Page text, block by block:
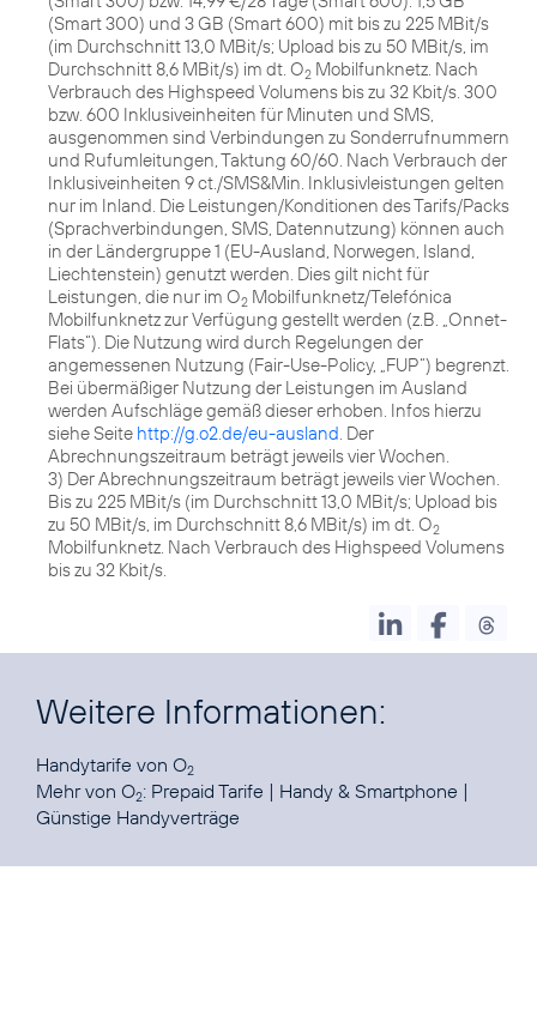
(Smart 300) und 3 GB (Smart 600) mit bis zu 225 MBit/s
(im Durchschnitt 13,0 MBit/s; Upload bis zu 50 MBit/s, im
Durchschnitt 8,6 MBit/s) im dt. O2 Mobilfunknetz. Nach
Verbrauch des Highspeed Volumens bis zu 32 Kbit/s. 300
bzw. 600 Inklusiveinheiten für Minuten und SMS,
ausgenommen sind Verbindungen zu Sonderrufnummern
und Rufumleitungen, Taktung 60/60. Nach Verbrauch der
Inklusiveinheiten 9 ct./SMS&Min. Inklusivleistungen gelten
nur im Inland. Die Leistungen/Konditionen des Tarifs/Packs
(Sprachverbindungen, SMS, Datennutzung) können auch
in der Ländergruppe 1 (EU-Ausland, Norwegen, Island,
Liechtenstein) genutzt werden. Dies gilt nicht für
Leistungen, die nur im O2 Mobilfunknetz/Telefónica
Mobilfunknetz zur Verfügung gestellt werden (z.B. „Onnet-
Flats“). Die Nutzung wird durch Regelungen der
angemessenen Nutzung (Fair-Use-Policy, „FUP“) begrenzt.
Bei übermäßiger Nutzung der Leistungen im Ausland
werden Aufschläge gemäß dieser erhoben. Infos hierzu
siehe Seite http://g.o2.de/eu-ausland. Der
Abrechnungszeitraum beträgt jeweils vier Wochen.
3) Der Abrechnungszeitraum beträgt jeweils vier Wochen.
Bis zu 225 MBit/s (im Durchschnitt 13,0 MBit/s; Upload bis
zu 50 MBit/s, im Durchschnitt 8,6 MBit/s) im dt. O2
Mobilfunknetz. Nach Verbrauch des Highspeed Volumens
bis zu 32 Kbit/s.
Weitere Informationen:
Handytarife von O2
Mehr von O2: Prepaid Tarife | Handy & Smartphone |
Günstige Handyverträge